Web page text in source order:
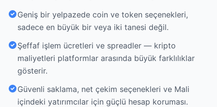
Geniş bir yelpazede coin ve token seçenekleri,
sadece en büyük bir veya iki tanesi değil.
Şeffaf işlem ücretleri ve spreadler — kripto
maliyetleri platformlar arasında büyük farklılıklar
gösterir.
Güvenli saklama, net çekim seçenekleri ve Mali
içindeki yatırımcılar için güçlü hesap koruması.